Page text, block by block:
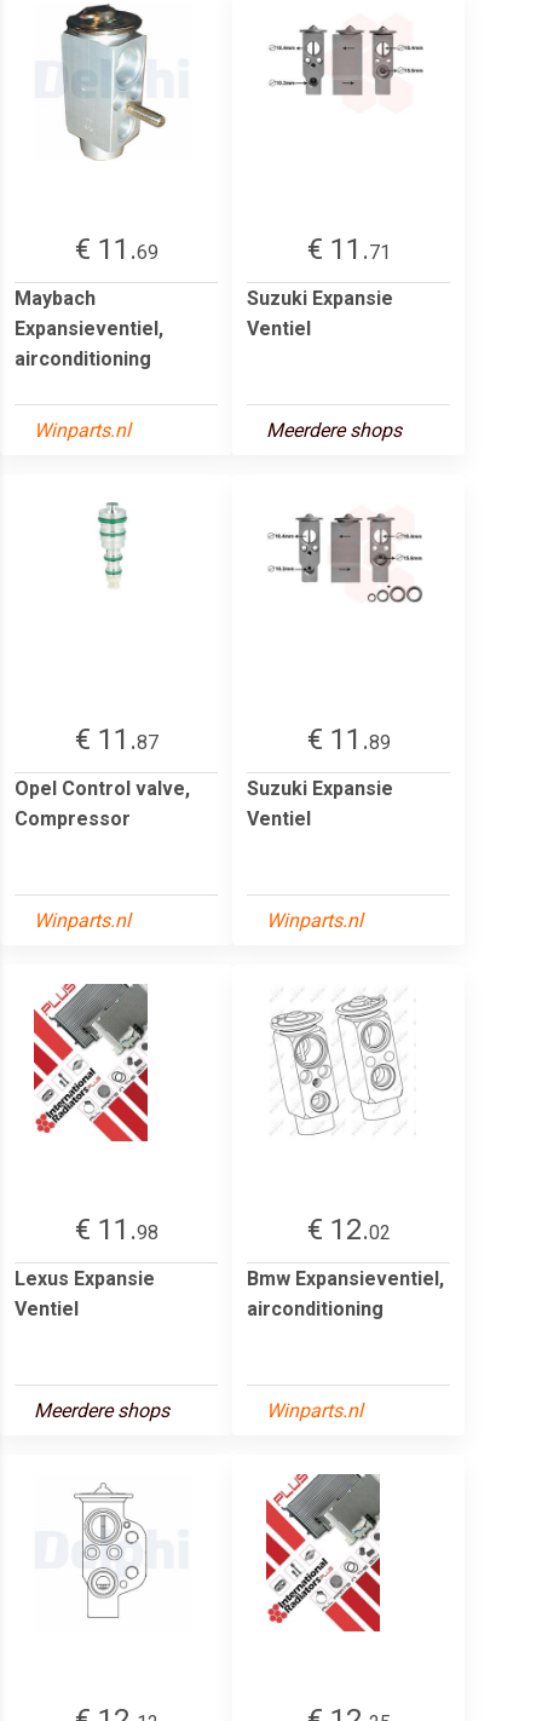
€ 11.69
Maybach
Expansieventiel,
airconditioning
Winparts.nl
€ 11.71
Suzuki Expansie
Ventiel
Meerdere shops
€ 11.87
Opel Control valve,
Compressor
Winparts.nl
€ 11.89
Suzuki Expansie
Ventiel
Winparts.nl
€ 11.98
Lexus Expansie
Ventiel
Meerdere shops
€ 12.02
Bmw Expansieventiel,
airconditioning
Winparts.nl